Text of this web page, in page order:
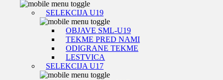
SELEKCIJA U19
OBJAVE SML-U19
TEKME PRED NAMI
ODIGRANE TEKME
LESTVICA
SELEKCIJA U17